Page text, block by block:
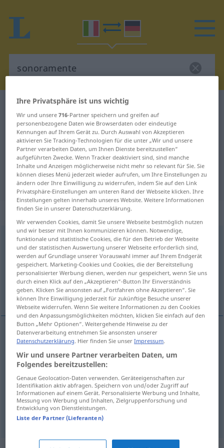
Italienisch-Deutsch Wörterbuch
Italienisch-Deutsch Übersetzung
für "sonoramente"
"sonoramente" Deutsch
Übersetzung
„sonoramente“: avverbio
sonoramente [sonoraˈmente] adv
Übersicht aller Übersetzungen
(Für mehr Details die Übersetzung anklicken/antippen)
klingend, tönend Weitere Beispiele...
klingend,tönend sonoramente
Beispiele
prenderle sonoramente UMG
ordentlichversohlt werden
Ihre Privatsphäre ist uns wichtig
Wir und unsere716-Partner speichern und greifen auf
personenbezogene Daten wie Browserdaten oder eindeutige
Kennungen auf Ihrem Gerät zu. Durch Auswahl von Akzeptieren
aktivieren Sie Tracking-Technologien für die unter „Wir und unsere
Partner verarbeiten Daten, um Ihnen Dienste bereitzustellen“
aufgeführten Zwecke. Wenn Tracker deaktiviert sind, sind manche
Inhalte und Anzeigen möglicherweise nicht mehr so relevant für Sie. Sie
können dieses Menü jederzeit wieder aufrufen, um Ihre Einstellungen zu
ändern oder Ihre Einwilligung zu widerrufen, indem Sie auf den Link
Privatsphäre-Einstellungen am unteren Rand der Webseite klicken. Ihre
Einstellungen gelten innerhalb unseres Website. Weitere Informationen
finden Sie in unserer Datenschutzerklärung.
Wir verwenden Cookies, damit Sie unsere Webseite bestmöglich nutzen
und wir besser mit Ihnen kommunizieren können. Notwendige,
funktionale und statistische Cookies, die für den Betrieb der Webseite
und der statistischen Auswertung unserer Webseite erforderlich sind,
werden auf Grundlage unserer Vorauswahl immer auf Ihrem Endgerät
gespeichert. Marketing-Cookies und Cookies, die der Bereitstellung
personalisierter Werbung dienen, werden nur gespeichert, wenn Sie uns
durch einen Klick auf den „Akzeptieren“-Button Ihr Einverständnis
geben. Klicken Sie ansonsten auf „Fortfahren ohne Akzeptieren“. Sie
können Ihre Einwilligung jederzeit für zukünftige Besuche unserer
Webseite widerrufen. Wenn Sie weitere Informationen zu den Cookies
und den Anpassungsmöglichkeiten möchten, klicken Sie einfach auf den
Button „Mehr Optionen“. Weitergehende Hinweise zu der
Datenverarbeitung entnehmen Sie ansonsten unserer
Datenschutzerklärung. Hier finden Sie unserImpressum.
Wir und unsere Partner verarbeiten Daten, um
Folgendes bereitzustellen:
Genaue Geolocation-Daten verwenden. Geräteeigenschaften zur
Identifikation aktiv abfragen. Speichern von und/oder Zugriff auf
Informationen auf einem Gerät. Personalisierte Werbung und Inhalte,
Messung von Werbung und Inhalten, Zielgruppenforschung und
Entwicklung von Dienstleistungen.
Liste der Partner (Lieferanten)